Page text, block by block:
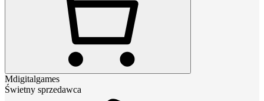
Mdigitalgames
Świetny sprzedawca